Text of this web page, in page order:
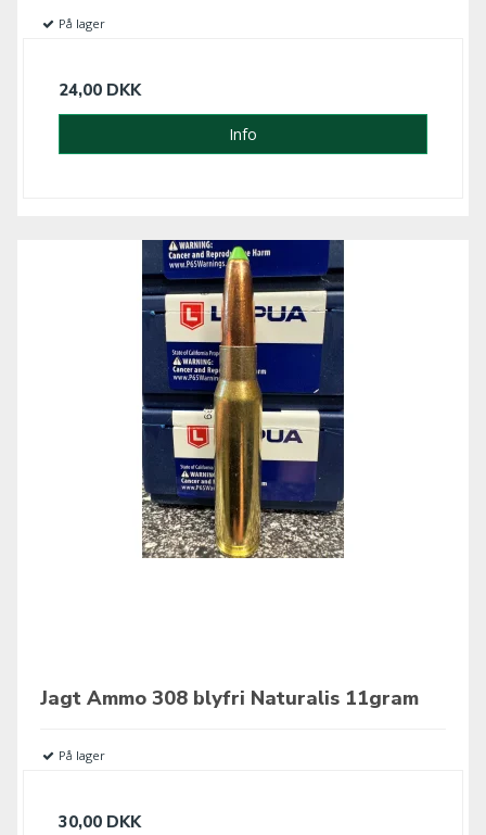
På lager
24,00 DKK
Info
Jagt Ammo 308 blyfri Naturalis 11gram
På lager
30,00 DKK